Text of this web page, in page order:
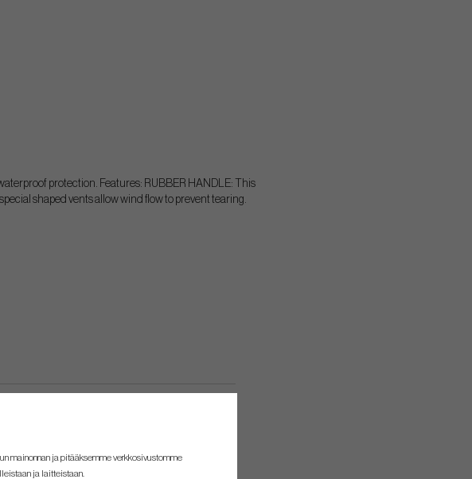
protection. Features: RUBBER HANDLE: This
shaped vents allow wind flow to prevent tearing.
mainonnan ja pitääksemme verkkosivustomme
​​ja laitteistaan.